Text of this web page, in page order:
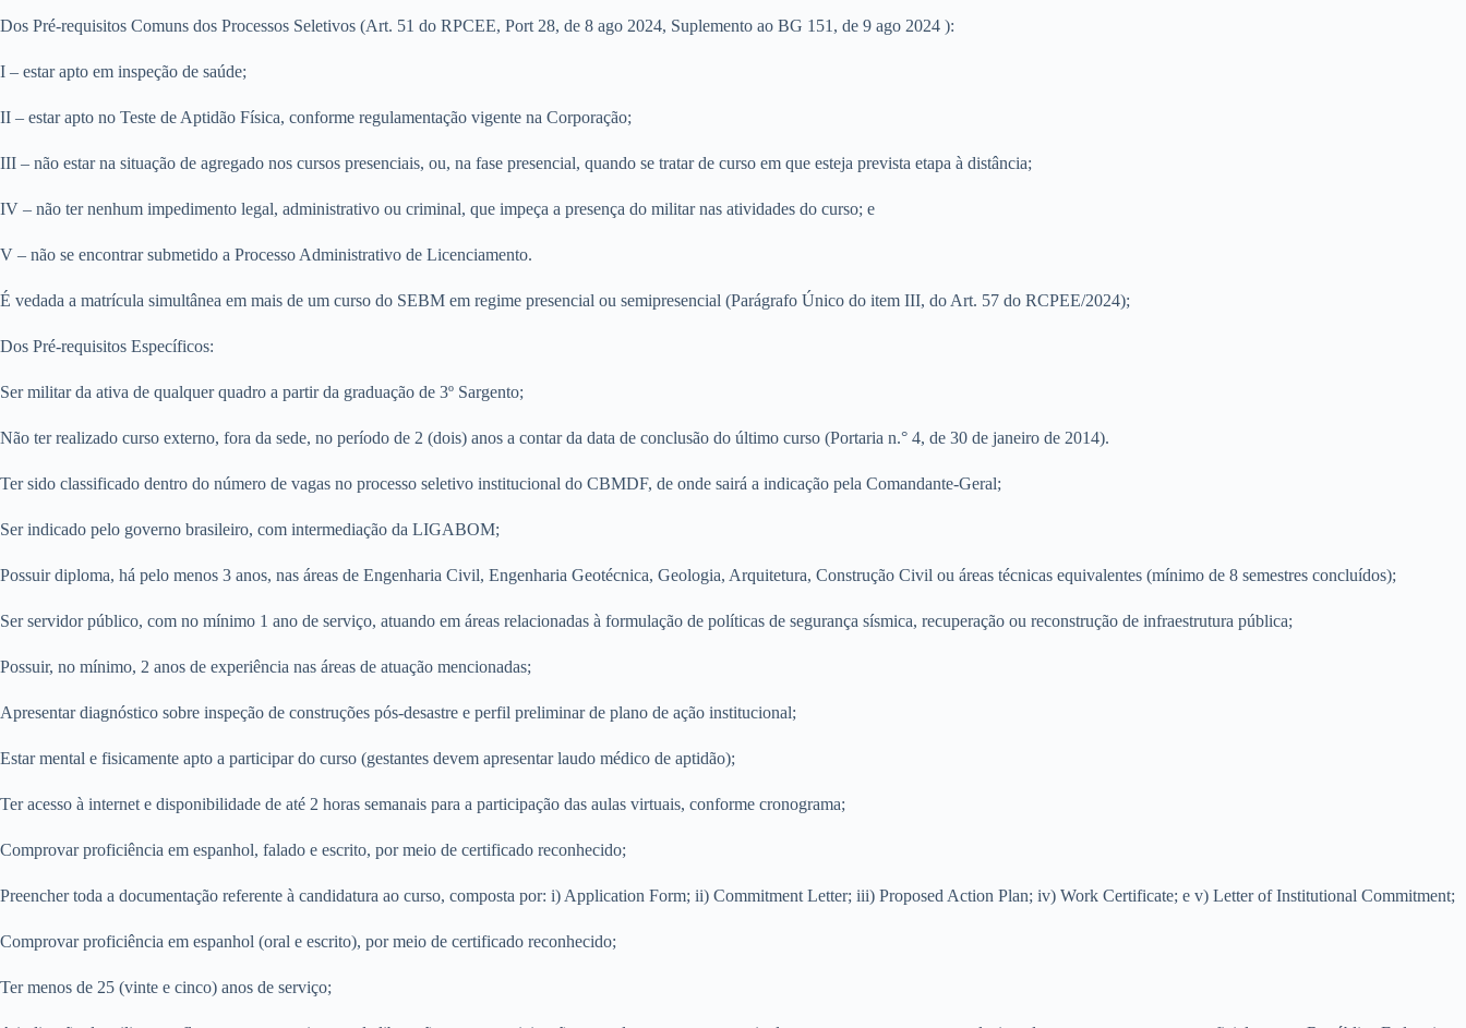
Dos Pré-requisitos Comuns dos Processos Seletivos (Art. 51 do RPCEE, Port 28, de 8 ago 2024, Suplemento ao BG 151, de 9 ago 2024 ):
I – estar apto em inspeção de saúde;
II – estar apto no Teste de Aptidão Física, conforme regulamentação vigente na Corporação;
III – não estar na situação de agregado nos cursos presenciais, ou, na fase presencial, quando se tratar de curso em que esteja prevista etapa à distância;
IV – não ter nenhum impedimento legal, administrativo ou criminal, que impeça a presença do militar nas atividades do curso; e
V – não se encontrar submetido a Processo Administrativo de Licenciamento.
É vedada a matrícula simultânea em mais de um curso do SEBM em regime presencial ou semipresencial (Parágrafo Único do item III, do Art. 57 do RCPEE/2024);
Dos Pré-requisitos Específicos:
Ser militar da ativa de qualquer quadro a partir da graduação de 3º Sargento;
Não ter realizado curso externo, fora da sede, no período de 2 (dois) anos a contar da data de conclusão do último curso (Portaria n.° 4, de 30 de janeiro de 2014).
Ter sido classificado dentro do número de vagas no processo seletivo institucional do CBMDF, de onde sairá a indicação pela Comandante-Geral;
Ser indicado pelo governo brasileiro, com intermediação da LIGABOM;
Possuir diploma, há pelo menos 3 anos, nas áreas de Engenharia Civil, Engenharia Geotécnica, Geologia, Arquitetura, Construção Civil ou áreas técnicas equivalentes (mínimo de 8 semestres concluídos);
Ser servidor público, com no mínimo 1 ano de serviço, atuando em áreas relacionadas à formulação de políticas de segurança sísmica, recuperação ou reconstrução de infraestrutura pública;
Possuir, no mínimo, 2 anos de experiência nas áreas de atuação mencionadas;
Apresentar diagnóstico sobre inspeção de construções pós-desastre e perfil preliminar de plano de ação institucional;
Estar mental e fisicamente apto a participar do curso (gestantes devem apresentar laudo médico de aptidão);
Ter acesso à internet e disponibilidade de até 2 horas semanais para a participação das aulas virtuais, conforme cronograma;
Comprovar proficiência em espanhol, falado e escrito, por meio de certificado reconhecido;
Preencher toda a documentação referente à candidatura ao curso, composta por: i) Application Form; ii) Commitment Letter; iii) Proposed Action Plan; iv) Work Certificate; e v) Letter of Institutional Commitment;
Comprovar proficiência em espanhol (oral e escrito), por meio de certificado reconhecido;
Ter menos de 25 (vinte e cinco) anos de serviço;